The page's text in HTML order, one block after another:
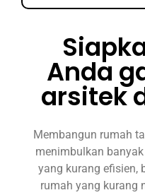
Anda
arsitek
Membangun rumah
menimbulkan
yang kurang efisien,
rumah yang kurang